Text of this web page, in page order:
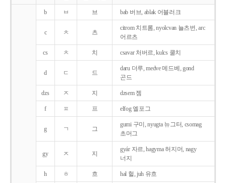
b ㅂ 브 bab 버브, ablak 어블러크
c ㅊ 츠
citrom 치트롬, nyolcvan 뇰츠번, arc
어르츠
cs ㅊ 치 csavar 처버르, kulcs 쿨치
d ㄷ 드
daru 더루, medve 메드베, gond
곤드
dzs ㅈ 지 dzsem 젬
f ㅍ 프 elfog 엘포그
g ㄱ 그
gumi 구미, nyugta 뉴그터, csomag
초머그
gy ㅈ 지
gyár 자르, hagyma 허지머, nagy
너지
h ㅎ 흐 hal 헐, juh 유흐